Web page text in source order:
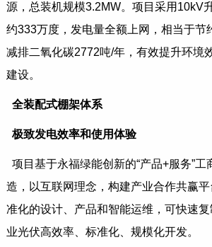
源，总装机规模3.2MW。项目采用10kV
约333万度，发电量全额上网，相当于节
减排二氧化碳2772吨/年，有效提升环境
建设。
全装配式棚架体系
极致发电效率和使用体验
项目基于永福绿能创新的“产品+服务”
造，以互联网理念，构建产业合作共赢
准化的设计、产品和智能运维，可快速
业光伏高效率、标准化、规模化开发。